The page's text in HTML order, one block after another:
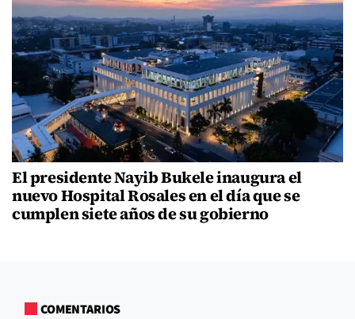
El presidente Nayib Bukele inaugura el
nuevo Hospital Rosales en el día que se
cumplen siete años de su gobierno
COMENTARIOS